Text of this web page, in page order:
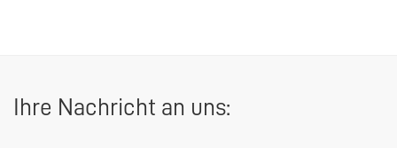
Ihre Nachricht an uns: